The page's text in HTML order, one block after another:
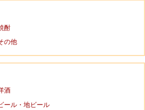
酎
の他
酒
ール・地ビール